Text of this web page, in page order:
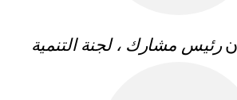
رئيس مشارك ، لجنة التنمية